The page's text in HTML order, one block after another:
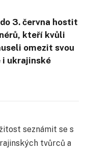
3. června hostit
kteří kvůli
omezit svou
i ukrajinské
seznámit se s
tvůrců a